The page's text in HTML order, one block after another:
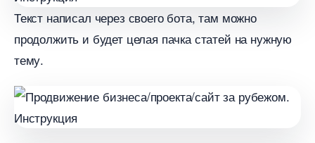
Текст написал через своего бота, там можно
продолжить и будет целая пачка статей на нужную
тему.